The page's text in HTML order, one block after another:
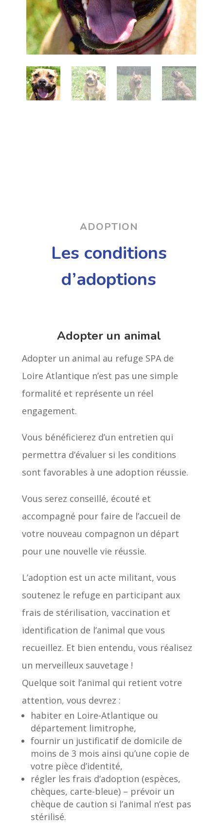
ADOPTION
Les conditions
d’adoptions
Adopter un animal
Adopter un animal au refuge SPA de
Loire Atlantique n’est pas une simple
formalité et représente un réel
engagement.
Vous bénéficierez d’un entretien qui
permettra d’évaluer si les conditions
sont favorables à une adoption réussie.
Vous serez conseillé, écouté et
accompagné pour faire de l’accueil de
votre nouveau compagnon un départ
pour une nouvelle vie réussie.
L’adoption est un acte militant, vous
soutenez le refuge en participant aux
frais de stérilisation, vaccination et
identification de l’animal que vous
recueillez. Et bien entendu, vous réalisez
un merveilleux sauvetage !
Quelque soit l’animal qui retient votre
attention, vous devrez :
habiter en Loire-Atlantique ou
département limitrophe,
fournir un justificatif de domicile de
moins de 3 mois ainsi qu’une copie de
votre pièce d’identité,
régler les frais d’adoption (espèces,
chèques, carte-bleue) – prévoir un
chèque de caution si l’animal n’est pas
stérilisé.